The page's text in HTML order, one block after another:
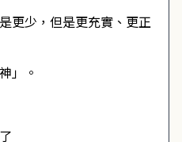
少，但是更充實、更正
」。